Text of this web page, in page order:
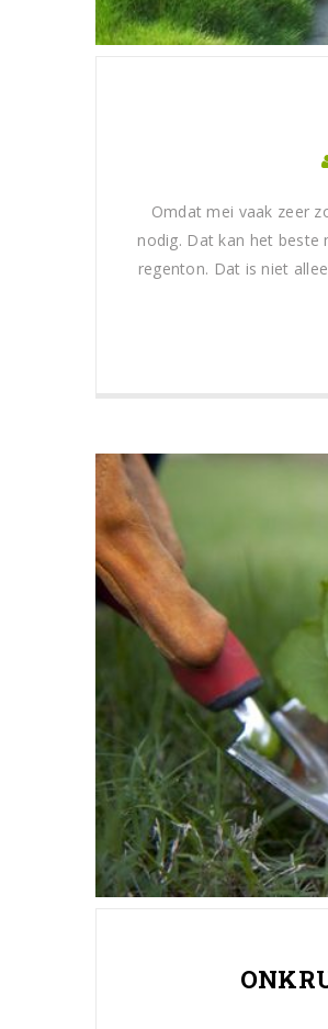
Omdat mei vaak zeer
nodig. Dat kan het beste
regenton. Dat is niet